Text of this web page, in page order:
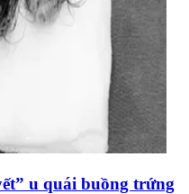
u quái buồng trứng